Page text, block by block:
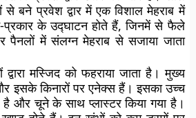
बने प्रवेश द्वार में एक विशाल मेहराब में
के उद्घाटन होते हैं, जिनमें से फैले
पैनलों में संलग्न मेहराब से सजाया जाता
मस्जिद को फहराया जाता है। मुख्य
और इसके किनारों पर एनेक्स हैं। इसका उच्च
है और चूने के साथ प्लास्टर किया गया है।